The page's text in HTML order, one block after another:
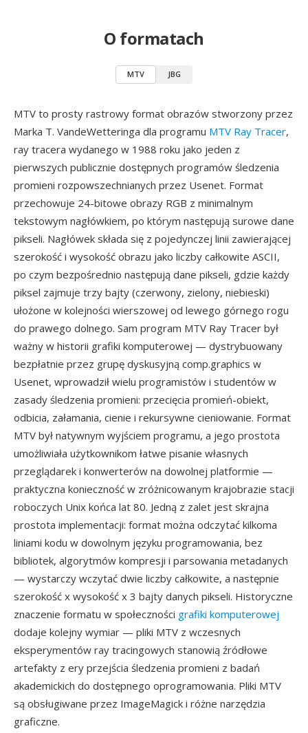
O formatach
MTV JBG
MTV to prosty rastrowy format obrazów stworzony przez
Marka T. VandeWetteringa dla programu MTV Ray Tracer,
ray tracera wydanego w 1988 roku jako jeden z
pierwszych publicznie dostępnych programów śledzenia
promieni rozpowszechnianych przez Usenet. Format
przechowuje 24-bitowe obrazy RGB z minimalnym
tekstowym nagłówkiem, po którym następują surowe dane
pikseli. Nagłówek składa się z pojedynczej linii zawierającej
szerokość i wysokość obrazu jako liczby całkowite ASCII,
po czym bezpośrednio następują dane pikseli, gdzie każdy
piksel zajmuje trzy bajty (czerwony, zielony, niebieski)
ułożone w kolejności wierszowej od lewego górnego rogu
do prawego dolnego. Sam program MTV Ray Tracer był
ważny w historii grafiki komputerowej — dystrybuowany
bezpłatnie przez grupę dyskusyjną comp.graphics w
Usenet, wprowadził wielu programistów i studentów w
zasady śledzenia promieni: przecięcia promień-obiekt,
odbicia, załamania, cienie i rekursywne cieniowanie. Format
MTV był natywnym wyjściem programu, a jego prostota
umożliwiała użytkownikom łatwe pisanie własnych
przeglądarek i konwerterów na dowolnej platformie —
praktyczna konieczność w zróżnicowanym krajobrazie stacji
roboczych Unix końca lat 80. Jedną z zalet jest skrajna
prostota implementacji: format można odczytać kilkoma
liniami kodu w dowolnym języku programowania, bez
bibliotek, algorytmów kompresji i parsowania metadanych
— wystarczy wczytać dwie liczby całkowite, a następnie
szerokość x wysokość x 3 bajty danych pikseli. Historyczne
znaczenie formatu w społeczności grafiki komputerowej
dodaje kolejny wymiar — pliki MTV z wczesnych
eksperymentów ray tracingowych stanowią źródłowe
artefakty z ery przejścia śledzenia promieni z badań
akademickich do dostępnego oprogramowania. Pliki MTV
są obsługiwane przez ImageMagick i różne narzędzia
graficzne.